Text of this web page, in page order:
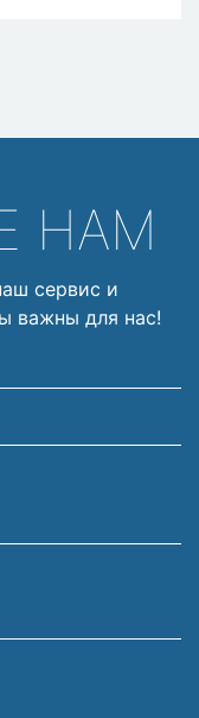
НАМ
сервис и
важны для нас!